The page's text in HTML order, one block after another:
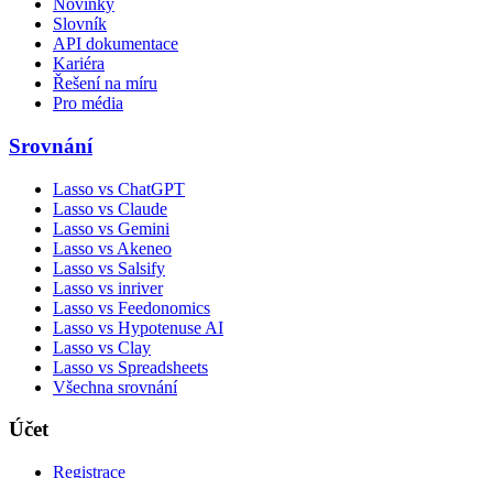
Novinky
Slovník
API dokumentace
Kariéra
Řešení na míru
Pro média
Srovnání
Lasso vs ChatGPT
Lasso vs Claude
Lasso vs Gemini
Lasso vs Akeneo
Lasso vs Salsify
Lasso vs inriver
Lasso vs Feedonomics
Lasso vs Hypotenuse AI
Lasso vs Clay
Lasso vs Spreadsheets
Všechna srovnání
Účet
Registrace